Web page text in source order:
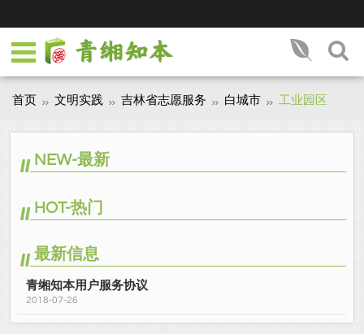
首页 文明实践 吉林省志愿服务 白城市 工业园区
NEW-最新
HOT-热门
最新信息
青缃知本用户服务协议
2018-07-26